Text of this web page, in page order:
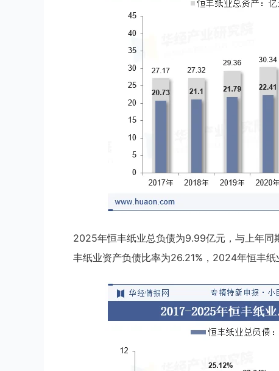
2025年恒丰纸业总负债为9.99亿元，与上年同
丰纸业资产负债比率为26.21%，2024年恒丰纸